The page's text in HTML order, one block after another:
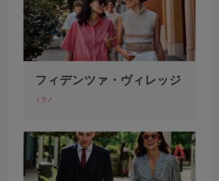
フィデンツァ・ヴィレッジ
ミラノ